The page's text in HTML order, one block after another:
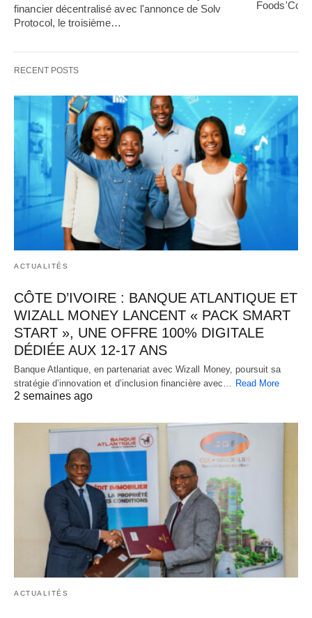
financier décentralisé avec l'annonce de Solv
Protocol, le troisième…
RECENT POSTS
ACTUALITÉS
CÔTE D’IVOIRE : BANQUE ATLANTIQUE ET
WIZALL MONEY LANCENT « PACK SMART
START », UNE OFFRE 100% DIGITALE
DÉDIÉE AUX 12-17 ANS
Banque Atlantique, en partenariat avec Wizall Money, poursuit sa
stratégie d’innovation et d’inclusion financière avec… Read More
2 semaines ago
ACTUALITÉS